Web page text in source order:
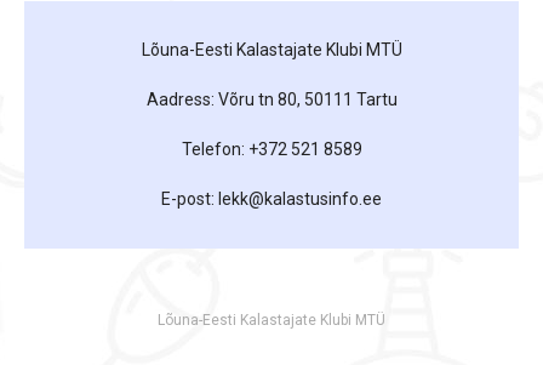
Lõuna-Eesti Kalastajate Klubi MTÜ
Aadress: Võru tn 80, 50111 Tartu
Telefon: +372 521 8589
E-post: lekk@kalastusinfo.ee
Lõuna-Eesti Kalastajate Klubi MTÜ